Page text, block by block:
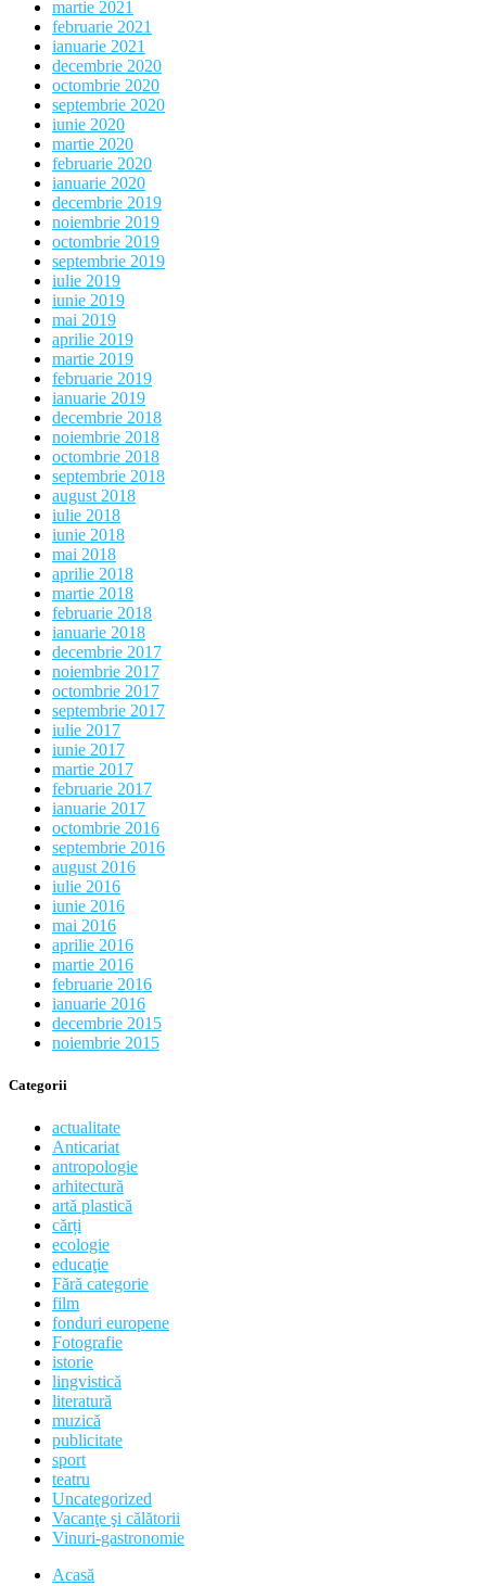
martie 2021
februarie 2021
ianuarie 2021
decembrie 2020
octombrie 2020
septembrie 2020
iunie 2020
martie 2020
februarie 2020
ianuarie 2020
decembrie 2019
noiembrie 2019
octombrie 2019
septembrie 2019
iulie 2019
iunie 2019
mai 2019
aprilie 2019
martie 2019
februarie 2019
ianuarie 2019
decembrie 2018
noiembrie 2018
octombrie 2018
septembrie 2018
august 2018
iulie 2018
iunie 2018
mai 2018
aprilie 2018
martie 2018
februarie 2018
ianuarie 2018
decembrie 2017
noiembrie 2017
octombrie 2017
septembrie 2017
iulie 2017
iunie 2017
martie 2017
februarie 2017
ianuarie 2017
octombrie 2016
septembrie 2016
august 2016
iulie 2016
iunie 2016
mai 2016
aprilie 2016
martie 2016
februarie 2016
ianuarie 2016
decembrie 2015
noiembrie 2015
Categorii
actualitate
Anticariat
antropologie
arhitectură
artă plastică
cărți
ecologie
educaţie
Fără categorie
film
fonduri europene
Fotografie
istorie
lingvistică
literatură
muzică
publicitate
sport
teatru
Uncategorized
Vacanţe şi călătorii
Vinuri-gastronomie
Acasă